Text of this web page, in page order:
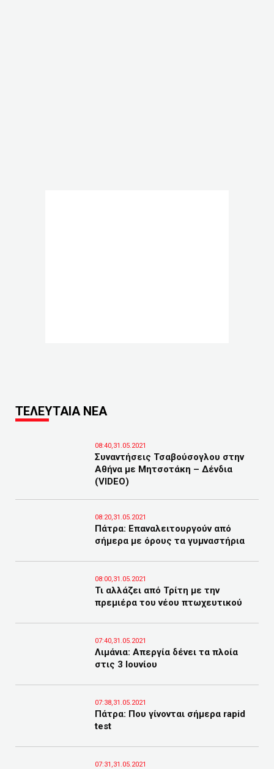
ΤΕΛΕΥΤΑΙΑ ΝΕΑ
08:40,31.05.2021
Συναντήσεις Τσαβούσογλου στην
Αθήνα με Μητσοτάκη – Δένδια
(VIDEO)
08:20,31.05.2021
Πάτρα: Επαναλειτουργούν από
σήμερα με όρους τα γυμναστήρια
08:00,31.05.2021
Τι αλλάζει από Τρίτη με την
πρεμιέρα του νέου πτωχευτικού
07:40,31.05.2021
Λιμάνια: Απεργία δένει τα πλοία
στις 3 Ιουνίου
07:38,31.05.2021
Πάτρα: Που γίνονται σήμερα rapid
test
07:31,31.05.2021